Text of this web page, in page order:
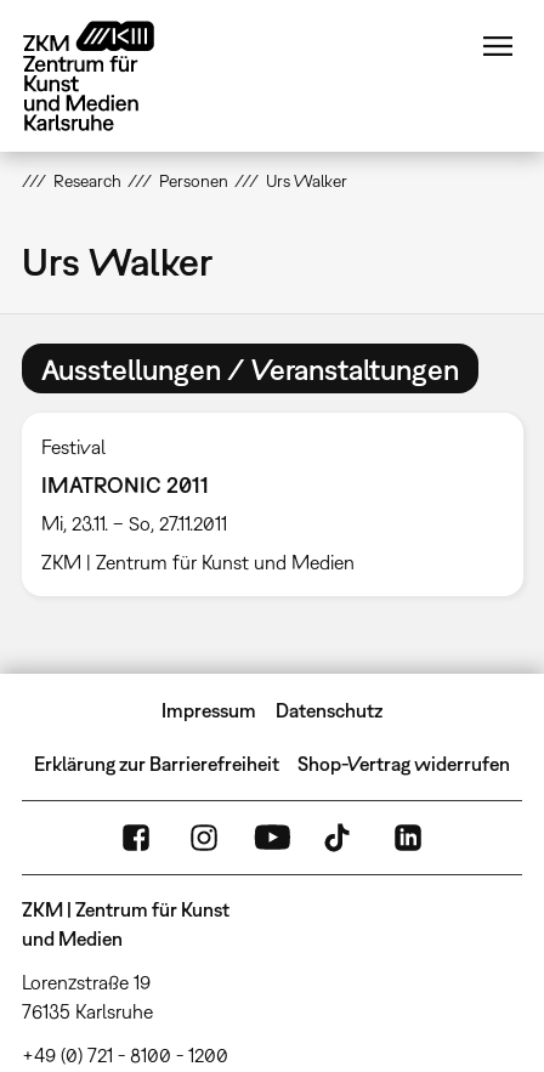
zum
Inhalt
Research Personen Urs Walker
Urs Walker
Ausstellungen / Veranstaltungen
Festival
IMATRONIC 2011
Mi, 23.11. – So, 27.11.2011
ZKM | Zentrum für Kunst und Medien
Impressum Datenschutz
Erklärung zur Barrierefreiheit Shop-Vertrag widerrufen
ZKM | Zentrum für Kunst
und Medien
Lorenzstraße 19
76135 Karlsruhe
+49 (0) 721 - 8100 - 1200